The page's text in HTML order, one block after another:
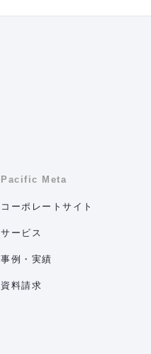
Pacific Meta
コーポレートサイト
サービス
事例・実績
資料請求